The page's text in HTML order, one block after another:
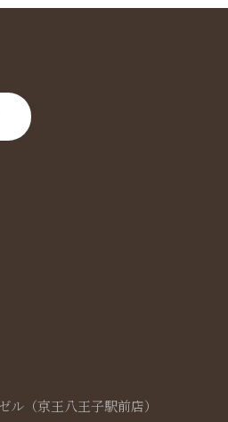
ル（京王八王子駅前店）